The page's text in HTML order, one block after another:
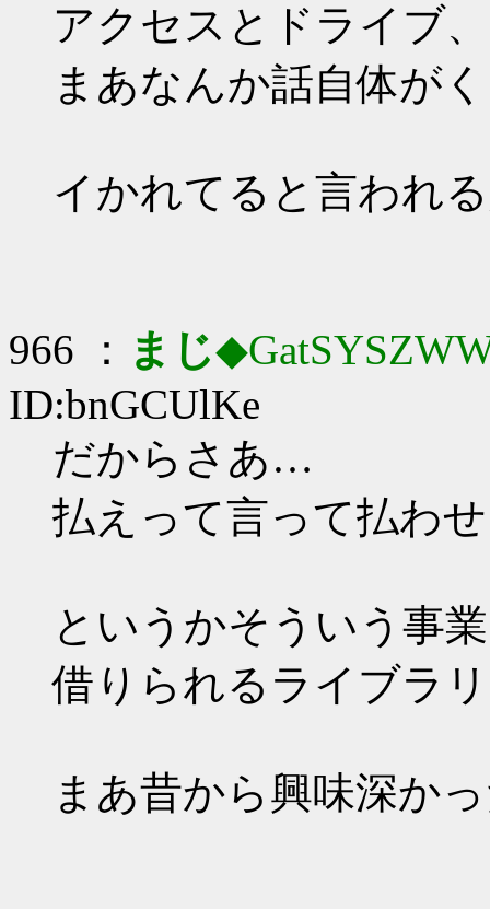
アクセスとドライブ
まあなんか話自体が
イかれてると言われ
966 ： まじ
ID:bnGCUlKe
だからさあ…
払えって言って払わ
というかそういう事
借りられるライブラ
まあ昔から興味深か